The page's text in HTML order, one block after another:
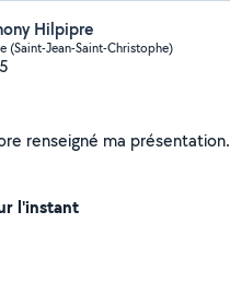
Hilpipre
(Saint-Jean-Saint-Christophe)
Je n'ai pas encore renseigné ma présentation.
l'instant